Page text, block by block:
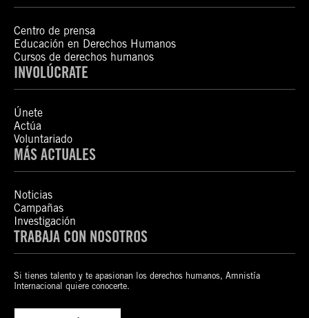
Centro de prensa
Educación en Derechos Humanos
Cursos de derechos humanos
INVOLÚCRATE
Únete
Actúa
Voluntariado
MÁS ACTUALES
Noticias
Campañas
Investigación
TRABAJA CON NOSOTROS
Si tienes talento y te apasionan los derechos humanos, Amnistía
Internacional quiere conocerte.